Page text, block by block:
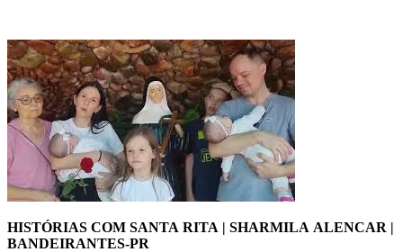
HISTÓRIAS COM SANTA RITA | SHARMILA ALENCAR |
BANDEIRANTES-PR